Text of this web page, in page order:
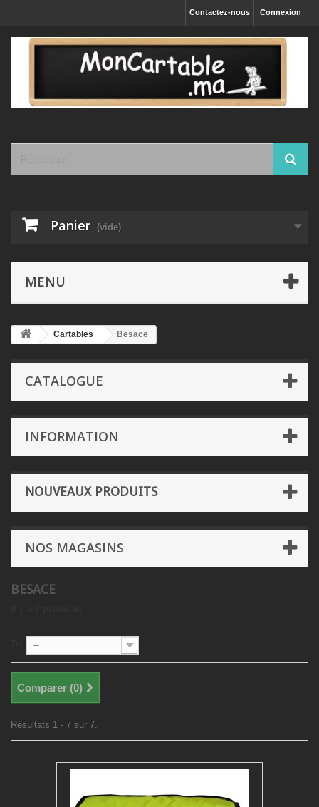
Connexion
Contactez-nous
Panier (vide)
MENU
Cartables Besace
CATALOGUE
INFORMATION
NOUVEAUX PRODUITS
NOS MAGASINS
BESACE
--
Comparer (0)
Résultats 1 - 7 sur 7.